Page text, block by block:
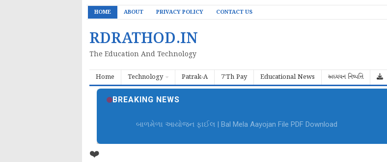
HOME ABOUT PRIVACY POLICY CONTACT US
RDRATHOD.IN
The Education And Technology
Home Technology Patrak-A 7'Th Pay Educational News અધ્યયન નિષ્પત્તિ
BREAKING NEWS
બાળમેળા આયોજન ફાઈલ | Bal Mela Aayojan File PDF Download
❤️